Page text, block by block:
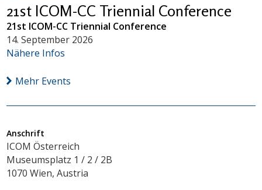
21st ICOM-CC Triennial Conference
21st ICOM-CC Triennial Conference
14. September 2026
Nähere Infos
Mehr Events
Anschrift
ICOM Österreich
Museumsplatz 1 / 2 / 2B
1070 Wien, Austria